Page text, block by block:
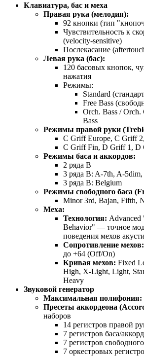
Клавиатура, бас и меха
Правая рука (мелодия):
92 кнопки (тип
Чувствительность к
(velocity-sensitive)
Послекасание
Левая рука (бас):
120 басовых кнопок,
нажатия
Режимы:
Standard
Free Bass
Orch. Bass / Orch.
Bass
Режимы правой руки
C Griff Europe, C Griff
C Griff Fin, D Griff 1, D
Режимы баса и аккордов:
2 ряда B
3 ряда B: A-7th, A-
3 ряда B: Belgium
Режимы свободного баса
Minor 3rd, Bajan, Fifth,
Меха:
Технология:
Behavior" — точное
поведения мехов
Сопротивление мехов:
до +64 (Off/On)
Кривая мехов: Fixed
High, X-Light, Light,
Heavy
Звуковой генератор
Максимальная полифония:
Пресеты аккордеона
наборов
14 регистров правой
7 регистров баса/
7 регистров
7 оркестровых